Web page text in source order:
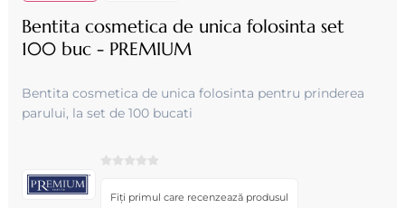
Bentita cosmetica de unica folosinta set
100 buc - PREMIUM
Bentita cosmetica de unica folosinta pentru prinderea
parului, la set de 100 bucati
Fiți primul care recenzează produsul